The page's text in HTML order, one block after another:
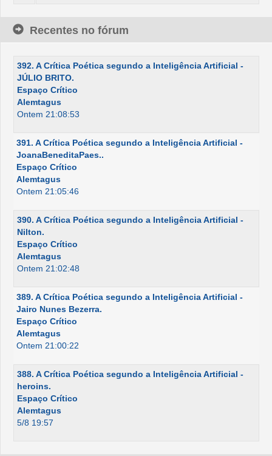
Recentes no fórum
392. A Crítica Poética segundo a Inteligência Artificial -
JÚLIO BRITO.
Espaço Crítico
Alemtagus
Ontem 21:08:53
391. A Crítica Poética segundo a Inteligência Artificial -
JoanaBeneditaPaes..
Espaço Crítico
Alemtagus
Ontem 21:05:46
390. A Crítica Poética segundo a Inteligência Artificial -
Nilton.
Espaço Crítico
Alemtagus
Ontem 21:02:48
389. A Crítica Poética segundo a Inteligência Artificial -
Jairo Nunes Bezerra.
Espaço Crítico
Alemtagus
Ontem 21:00:22
388. A Crítica Poética segundo a Inteligência Artificial -
heroins.
Espaço Crítico
Alemtagus
5/8 19:57